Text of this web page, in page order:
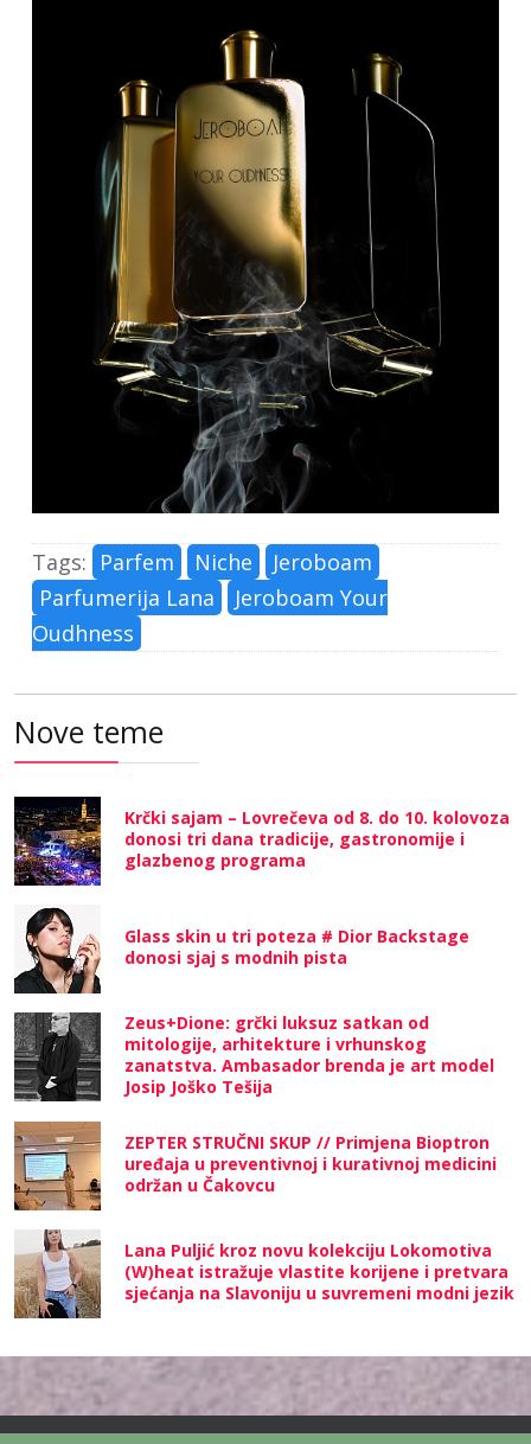
Tags: Parfem Niche
Jeroboam
Parfumerija Lana
Jeroboam Your
Oudhness
Nove teme
Krčki sajam – Lovrečeva od 8. do 10. kolovoza
donosi tri dana tradicije, gastronomije i
glazbenog programa
Glass skin u tri poteza # Dior Backstage
donosi sjaj s modnih pista
Zeus+Dione: grčki luksuz satkan od
mitologije, arhitekture i vrhunskog
zanatstva. Ambasador brenda je art model
Josip Joško Tešija
ZEPTER STRUČNI SKUP // Primjena Bioptron
uređaja u preventivnoj i kurativnoj medicini
održan u Čakovcu
Lana Puljić kroz novu kolekciju Lokomotiva
(W)heat istražuje vlastite korijene i pretvara
sjećanja na Slavoniju u suvremeni modni jezik